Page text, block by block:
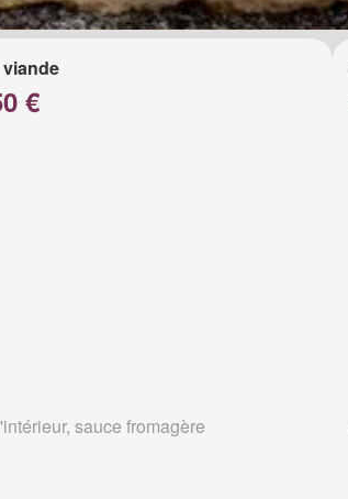
€
sauce fromagère